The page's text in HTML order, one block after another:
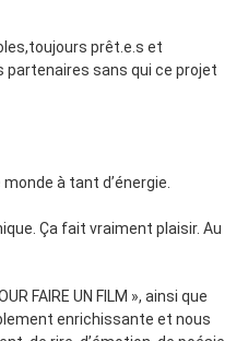
prêt.e.s et
partenaires sans qui ce projet
à tant d’énergie.
Ça fait vraiment plaisir. Au
FAIRE UN FILM », ainsi que
enrichissante et nous